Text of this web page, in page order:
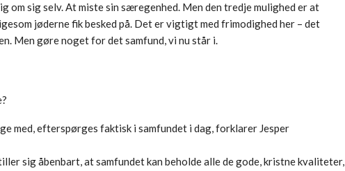
om sig selv. At miste sin særegenhed. Men den tredje mulighed er at
jøderne fik besked på. Det er vigtigt med frimodighed her – det
Men gøre noget for det samfund, vi nu står i.
med, efterspørges faktisk i samfundet i dag, forklarer Jesper
sig åbenbart, at samfundet kan beholde alle de gode, kristne kvaliteter,